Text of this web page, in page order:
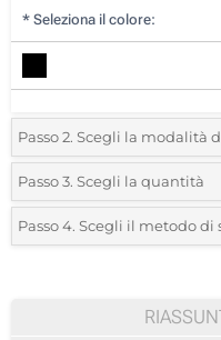
* Seleziona il colore:
Passo 2. Scegli la modalità
*Seleziona la posizione di
Sublimazione full color (Su
Passo 3. Scegli la quantità
*Quantità desiderata:
Passo 4. Scegli il metodo di